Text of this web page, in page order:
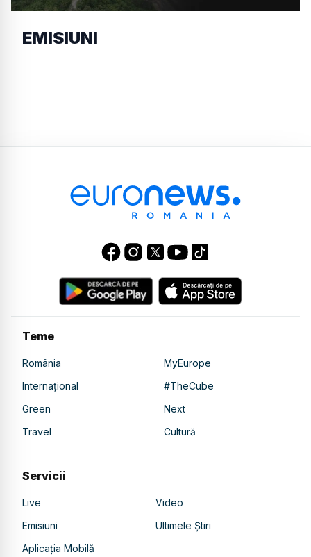
EMISIUNI
Teme
România
MyEurope
Internațional
#TheCube
Green
Next
Travel
Cultură
Servicii
Live
Video
Emisiuni
Ultimele Știri
Aplicația Mobilă